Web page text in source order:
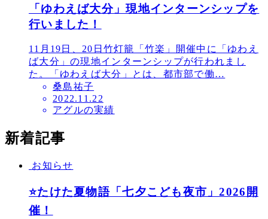
「ゆわえば大分」現地インターンシップを
行いました！
11月19日、20日竹灯籠「竹楽」開催中に「ゆわえ
ば大分」の現地インターンシップが行われまし
た。「ゆわえば大分」とは、都市部で働…
桑島祐子
投
稿
2022.11.22
アグルの実績
新着記事
お知らせ
⭐たけた夏物語「七夕こども夜市」2026開
催！